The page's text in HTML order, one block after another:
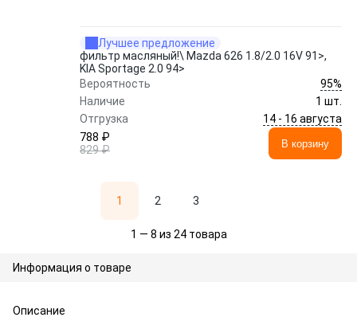
Лучшее предложение
фильтр масляный!\ Mazda 626 1.8/2.0 16V 91>,
KIA Sportage 2.0 94>
Вероятность
95%
Наличие
1 шт.
Отгрузка
14 - 16 августа
788 ₽
829 ₽
В корзину
1 2 3
1 — 8 из 24 товара
Информация о товаре
Описание